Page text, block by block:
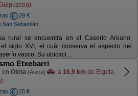
29 €
San Sebastián
rural se encuentra en el Caserío Areano,
siglo XVI, el cuál conserva el aspecto del
vasco. Su ubicaci ...
Etxebarri
en Oleta (Álava) a 16,9 km de Elgeta
25 €